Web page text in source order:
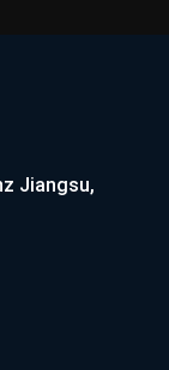
Jiangsu,